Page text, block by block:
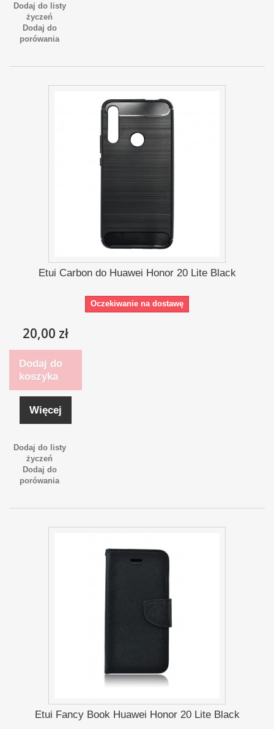
Dodaj do listy
życzeń
Dodaj do
porówania
Etui Carbon do Huawei Honor 20 Lite Black
Oczekiwanie na dostawę
20,00 zł
Dodaj do
koszyka
Więcej
Dodaj do listy
życzeń
Dodaj do
porówania
Etui Fancy Book Huawei Honor 20 Lite Black